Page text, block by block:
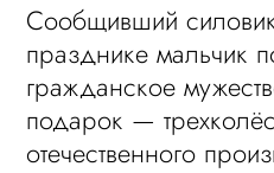
Сообщивший
празднике мальчик
гражданское
подарок —
отечественного